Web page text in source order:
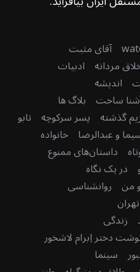
آقای مثبت
مردانه ادبیات
اندیشه
آشنا ساخت بلاگ ها
گذشته پسر سرکوچه تابو
و عبدالرضا خانواده
داستان‌های ممنوع
در یک نگاه
من روانشناسی
زندگی
دختر اِبرام لاشخور
سینما